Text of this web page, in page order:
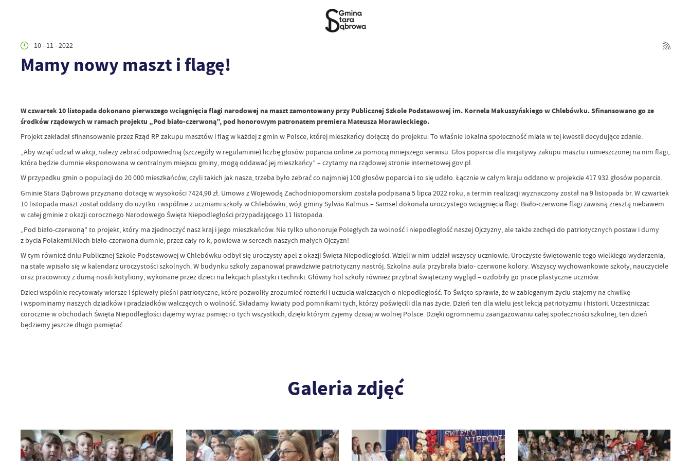
10 - 11 - 2022
Mamy nowy maszt i flagę!
W czwartek 10 listopada dokonano pierwszego wciągnięcia flagi narodowej na maszt zamontowany przy Publicznej Szkole Podstawowej im. Kornela Makuszyńskiego w Chlebówku. Sfinansowano go ze
środków rządowych w ramach projektu „Pod biało-czerwoną”, pod honorowym patronatem premiera Mateusza Morawieckiego.
Projekt zakładał sfinansowanie przez Rząd RP zakupu masztów i flag w każdej z gmin w Polsce, której mieszkańcy dołączą do projektu. To właśnie lokalna społeczność miała w tej kwestii decydujące zdanie.
„Aby wziąć udział w akcji, należy zebrać odpowiednią (szczegóły w regulaminie) liczbę głosów poparcia online za pomocą niniejszego serwisu. Głos poparcia dla inicjatywy zakupu masztu i umieszczonej na nim flagi,
która będzie dumnie eksponowana w centralnym miejscu gminy, mogą oddawać jej mieszkańcy” – czytamy na rządowej stronie internetowej gov.pl.
W przypadku gmin o populacji do 20 000 mieszkańców, czyli takich jak nasza, trzeba było zebrać co najmniej 100 głosów poparcia i to się udało. Łącznie w całym kraju oddano w projekcie 417 932 głosów poparcia.
Gminie Stara Dąbrowa przyznano dotację w wysokości 7424,90 zł. Umowa z Wojewodą Zachodniopomorskim została podpisana 5 lipca 2022 roku, a termin realizacji wyznaczony został na 9 listopada br. W czwartek
10 listopada maszt został oddany do użytku i wspólnie z uczniami szkoły w Chlebówku, wójt gminy Sylwia Kalmus – Samsel dokonała uroczystego wciągnięcia flagi. Biało-czerwone flagi zawisną zresztą niebawem
w całej gminie z okazji corocznego Narodowego Święta Niepodległości przypadającego 11 listopada.
„Pod biało-czerwoną” to projekt, który ma zjednoczyć nasz kraj i jego mieszkańców. Nie tylko uhonoruje Poległych za wolność i niepodległość naszej Ojczyzny, ale także zachęci do patriotycznych postaw i dumy
z bycia Polakami.Niech biało-czerwona dumnie, przez cały ro k, powiewa w sercach naszych małych Ojczyzn!
W tym również dniu Publicznej Szkole Podstawowej w Chlebówku odbył się uroczysty apel z okazji Święta Niepodległości.Wzięli w nim udział wszyscy uczniowie. Uroczyste świętowanie tego wielkiego wydarzenia,
na stałe wpisało się w kalendarz uroczystości szkolnych.W budynku szkoły zapanował prawdziwie patriotyczny nastrój. Szkolna aula przybrała biało- czerwone kolory.Wszyscy wychowankowie szkoły, nauczyciele
oraz pracownicy z dumą nosili kotyliony, wykonane przez dzieci na lekcjach plastyki i techniki. Główny hol szkoły również przybrał świąteczny wygląd – ozdobiły go prace plastyczne uczniów.
Dzieci wspólnie recytowały wiersze i śpiewały pieśni patriotyczne, które pozwoliły zrozumieć rozterki i uczucia walczących o niepodległość. To Święto sprawia, że w zabieganym życiu stajemy na chwilkę
i wspominamy naszych dziadków i pradziadków walczących o wolność. Składamy kwiaty pod pomnikami tych, którzy poświęcili dla nas życie. Dzień ten dla wielu jest lekcją patriotyzmu i historii. Uczestnicząc
corocznie w obchodach Święta Niepodległości dajemy wyraz pamięci o tych wszystkich, dzięki którym żyjemy dzisiaj w wolnej Polsce. Dzięki ogromnemu zaangażowaniu całej społeczności szkolnej, ten dzień
będziemy jeszcze długo pamiętać.
Galeria zdjęć